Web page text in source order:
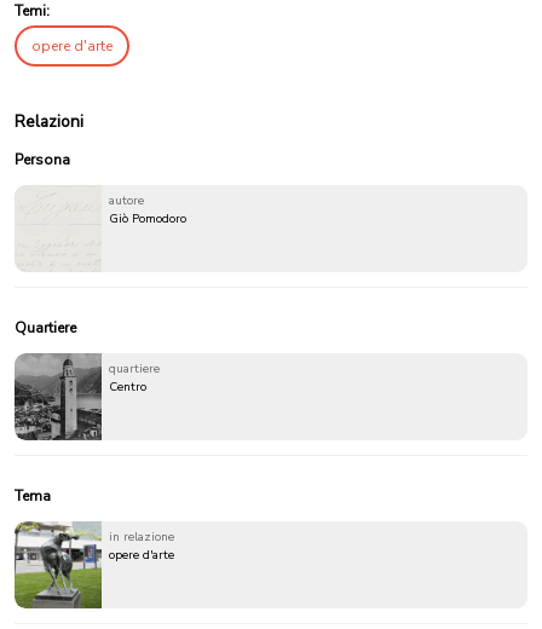
Temi:
opere d'arte
Relazioni
Persona
autore
Giò Pomodoro
Quartiere
quartiere
Centro
Tema
in relazione
opere d'arte